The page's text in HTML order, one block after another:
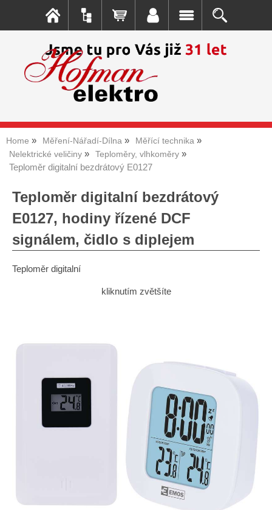
Home Měření-Nářadí-Dílna
Měřící technika
Nelektrické veličiny
Teploměry, vlhkoměry
Teploměr digitalní bezdrátový E0127
Teploměr digitalní bezdrátový
E0127, hodiny řízené DCF
signálem, čidlo s diplejem
Teploměr digitalní
kliknutím zvětšíte